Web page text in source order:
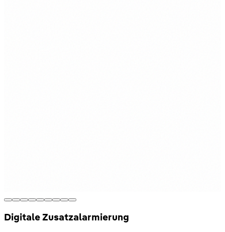
Digitale Zusatzalarmierung